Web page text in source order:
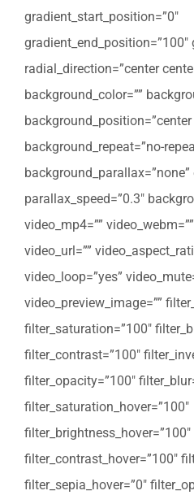
gradient_start_position=”0″
gradient_end_position=”100″
radial_direction=”center
background_color=””
background_position=”center
background_repeat=”no-
background_parallax=”none”
parallax_speed=”0.3″
video_mp4=””
video_url=””
video_loop=”yes”
video_preview_image=””
filter_saturation=”100″
filter_contrast=”100″
filter_opacity=”100″
filter_saturation_hover=”100″
filter_brightness_hover=”100″
filter_contrast_hover=”100″
filter_sepia_hover=”0″